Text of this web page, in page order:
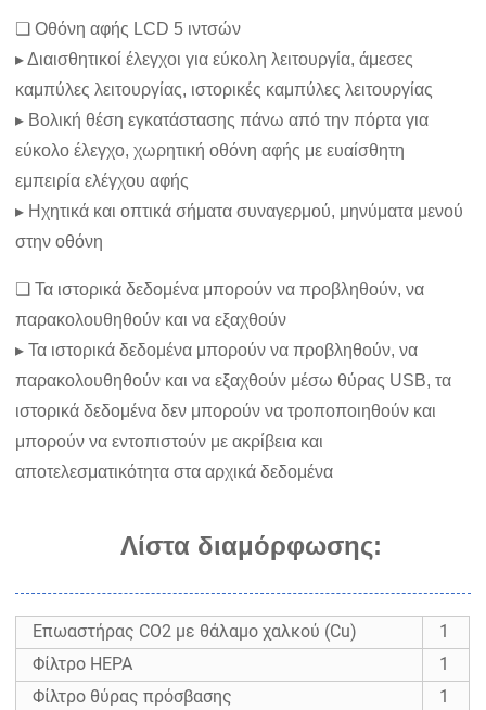
❏ Οθόνη αφής LCD 5 ιντσών
▸ Διαισθητικοί έλεγχοι για εύκολη λειτουργία, άμεσες
καμπύλες λειτουργίας, ιστορικές καμπύλες λειτουργίας
▸ Βολική θέση εγκατάστασης πάνω από την πόρτα για
εύκολο έλεγχο, χωρητική οθόνη αφής με ευαίσθητη
εμπειρία ελέγχου αφής
▸ Ηχητικά και οπτικά σήματα συναγερμού, μηνύματα μενού
στην οθόνη
❏ Τα ιστορικά δεδομένα μπορούν να προβληθούν, να
παρακολουθηθούν και να εξαχθούν
▸ Τα ιστορικά δεδομένα μπορούν να προβληθούν, να
παρακολουθηθούν και να εξαχθούν μέσω θύρας USB, τα
ιστορικά δεδομένα δεν μπορούν να τροποποιηθούν και
μπορούν να εντοπιστούν με ακρίβεια και
αποτελεσματικότητα στα αρχικά δεδομένα
Λίστα διαμόρφωσης:
Επωαστήρας CO2 με θάλαμο χαλκού (Cu)
1
Φίλτρο HEPA
1
Φίλτρο θύρας πρόσβασης
1